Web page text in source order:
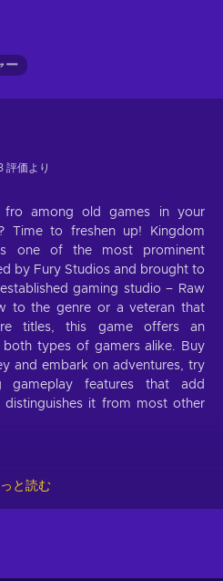
ー
評価より
fro among old games in your
Time to freshen up! Kingdom
one of the most prominent
by Fury Studios and brought to
gaming studio – Raw
to the genre or a veteran that
titles, this game offers an
types of gamers alike. Buy
and embark on adventures, try
features that add
distinguishes it from most other
will keep you captivated if
nature of video games
the main objective of the
と読む